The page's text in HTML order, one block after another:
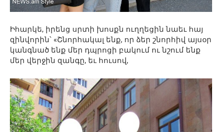
Իհարկե, իրենց սրտի խոսքն ուղղեցին նաեւ հայ
զինվորին՝ «Շնորհակալ ենք, որ ձեր շնորհիվ այսօր
կանգնած ենք մեր դպրոցի բակում ու նշում ենք
մեր վերջին զանգը, եւ հուսով,